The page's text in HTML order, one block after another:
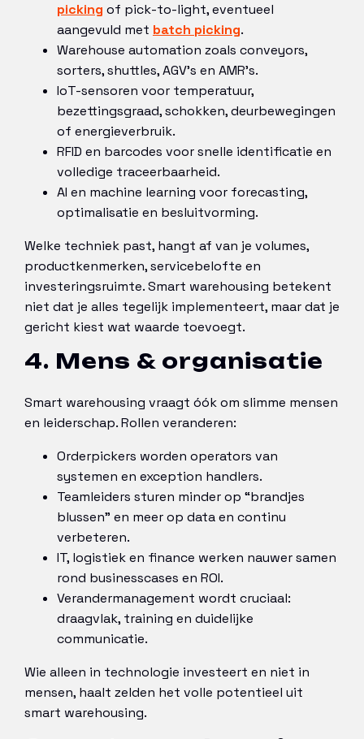
picking of pick-to-light, eventueel
aangevuld met batch picking.
Warehouse automation zoals conveyors,
sorters, shuttles, AGV’s en AMR’s.
IoT-sensoren voor temperatuur,
bezettingsgraad, schokken, deurbewegingen
of energieverbruik.
RFID en barcodes voor snelle identificatie en
volledige traceerbaarheid.
AI en machine learning voor forecasting,
optimalisatie en besluitvorming.
Welke techniek past, hangt af van je volumes,
productkenmerken, servicebelofte en
investeringsruimte. Smart warehousing betekent
niet dat je alles tegelijk implementeert, maar dat je
gericht kiest wat waarde toevoegt.
4. Mens & organisatie
Smart warehousing vraagt óók om slimme mensen
en leiderschap. Rollen veranderen:
Orderpickers worden operators van
systemen en exception handlers.
Teamleiders sturen minder op “brandjes
blussen” en meer op data en continu
verbeteren.
IT, logistiek en finance werken nauwer samen
rond businesscases en ROI.
Verandermanagement wordt cruciaal:
draagvlak, training en duidelijke
communicatie.
Wie alleen in technologie investeert en niet in
mensen, haalt zelden het volle potentieel uit
smart warehousing.